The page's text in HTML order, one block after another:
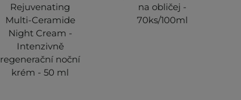
Rejuvenating
Multi-Ceramide
Night Cream -
Intenzivně
regenerační noční
krém - 50 ml
na obličej -
70ks/100ml